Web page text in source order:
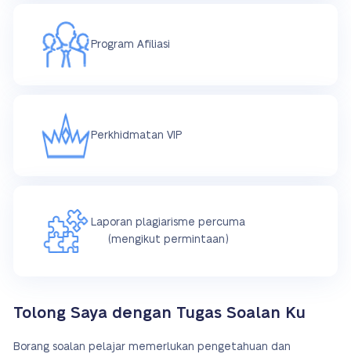
Program Afiliasi
Perkhidmatan VIP
Laporan plagiarisme percuma
(mengikut permintaan)
Tolong Saya dengan Tugas Soalan Ku
Borang soalan pelajar memerlukan pengetahuan dan